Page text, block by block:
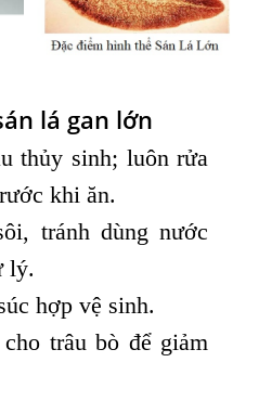
lá gan lớn
thủy sinh; luôn rửa
khi ăn.
tránh dùng nước
lý.
hợp vệ sinh.
trâu bò để giảm